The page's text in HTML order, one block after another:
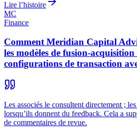
Lire l’histoire
MC
Finance
Comment Meridian Capital
les modèles de fusion-
configurations de transaction
Les associés le consultent directement ;
lorsqu’ils donnent du feedback. Cela a
de commentaires de revue.